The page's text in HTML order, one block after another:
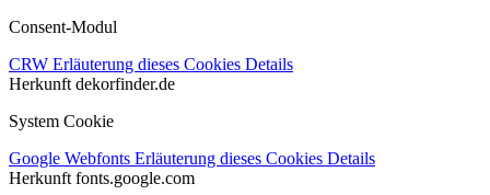
Consent-Modul
CRW Erläuterung dieses Cookies Details
Herkunft dekorfinder.de
System Cookie
Google Webfonts Erläuterung dieses Cookies Details
Herkunft fonts.google.com